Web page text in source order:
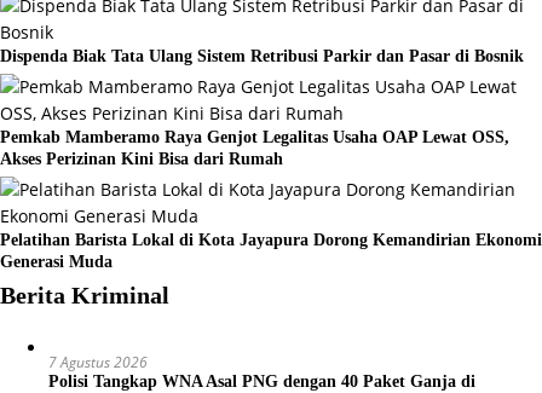
Dispenda Biak Tata Ulang Sistem Retribusi Parkir dan Pasar di Bosnik
Pemkab Mamberamo Raya Genjot Legalitas Usaha OAP Lewat OSS,
Akses Perizinan Kini Bisa dari Rumah
Pelatihan Barista Lokal di Kota Jayapura Dorong Kemandirian Ekonomi
Generasi Muda
Berita Kriminal
7 Agustus 2026
Polisi Tangkap WNA Asal PNG dengan 40 Paket Ganja di